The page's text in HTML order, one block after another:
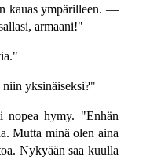
kauas ympärilleen. —
armaani!"
yksinäiseksi?"
nopea hymy. "Enhän
Mutta minä olen aina
Nykyään saa kuulla